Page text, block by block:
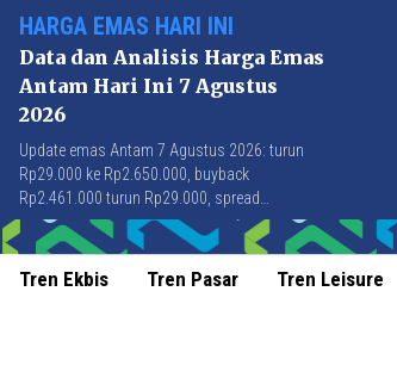
HARGA EMAS HARI INI
Data dan Analisis Harga Emas
Antam Hari Ini 7 Agustus
2026
Update emas Antam 7 Agustus 2026: turun
Rp29.000 ke Rp2.650.000, buyback
Rp2.461.000 turun Rp29.000, spread
Rp189.000 stabil di level terbaik sejak April
2026.
Tren Ekbis Tren Pasar Tren Leisure